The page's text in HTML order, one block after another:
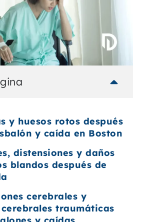
y huesos rotos después
y caída en Boston
distensiones y daños
blandos después de
cerebrales y
traumáticas